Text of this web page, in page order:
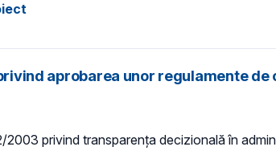
aprobarea unor regulamente
privind transparenţa decizională în